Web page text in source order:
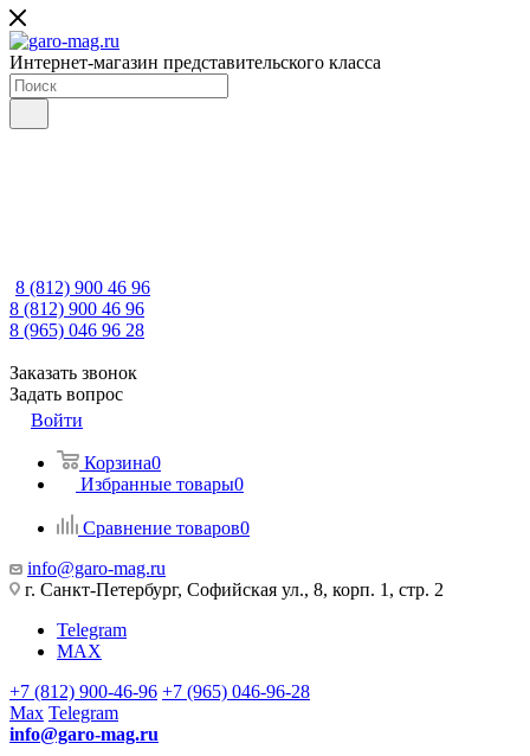
Интернет-магазин представительского класса
8 (812) 900 46 96
8 (812) 900 46 96
8 (965) 046 96 28
Заказать звонок
Задать вопрос
Войти
Корзина0
Избранные товары0
Сравнение товаров0
info@garo-mag.ru
г. Санкт-Петербург, Софийская ул., 8, корп. 1, стр. 2
Telegram
MAX
+7 (812) 900-46-96 +7 (965) 046-96-28
Max Telegram
info@garo-mag.ru